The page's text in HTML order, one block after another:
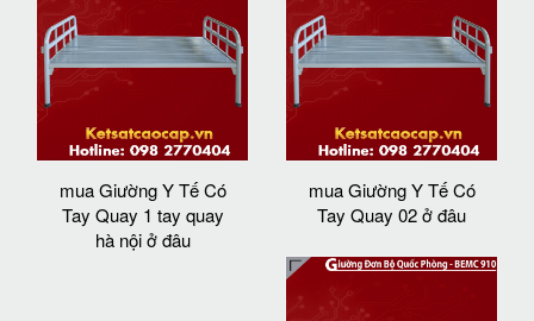
mua Giường Y Tế Có
Tay Quay 1 tay quay
hà nội ở đâu
mua Giường Y Tế Có
Tay Quay 02 ở đâu